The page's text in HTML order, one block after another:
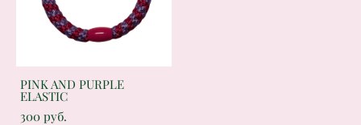
PINK AND PURPLE
ELASTIC
300 pуб.